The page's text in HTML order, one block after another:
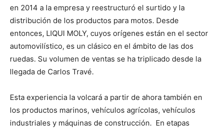
en 2014 a la empresa y reestructuró el surtido y la
distribución de los productos para motos. Desde
entonces, LIQUI MOLY, cuyos orígenes están en el sector
automovilístico, es un clásico en el ámbito de las dos
ruedas. Su volumen de ventas se ha triplicado desde la
llegada de Carlos Travé.
Esta experiencia la volcará a partir de ahora también en
los productos marinos, vehículos agrícolas, vehículos
industriales y máquinas de construcción. En etapas